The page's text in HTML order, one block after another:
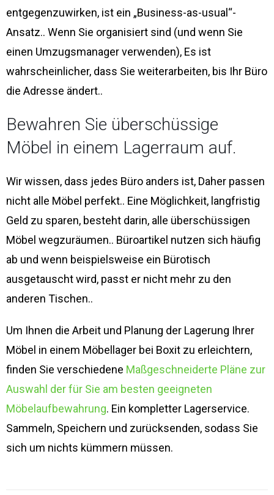
entgegenzuwirken, ist ein „Business-as-usual“-
Ansatz.. Wenn Sie organisiert sind (und wenn Sie
einen Umzugsmanager verwenden), Es ist
wahrscheinlicher, dass Sie weiterarbeiten, bis Ihr Büro
die Adresse ändert..
Bewahren Sie überschüssige
Möbel in einem Lagerraum auf.
Wir wissen, dass jedes Büro anders ist, Daher passen
nicht alle Möbel perfekt.. Eine Möglichkeit, langfristig
Geld zu sparen, besteht darin, alle überschüssigen
Möbel wegzuräumen.. Büroartikel nutzen sich häufig
ab und wenn beispielsweise ein Bürotisch
ausgetauscht wird, passt er nicht mehr zu den
anderen Tischen..
Um Ihnen die Arbeit und Planung der Lagerung Ihrer
Möbel in einem Möbellager bei Boxit zu erleichtern,
finden Sie verschiedene Maßgeschneiderte Pläne zur
Auswahl der für Sie am besten geeigneten
Möbelaufbewahrung. Ein kompletter Lagerservice.
Sammeln, Speichern und zurücksenden, sodass Sie
sich um nichts kümmern müssen.